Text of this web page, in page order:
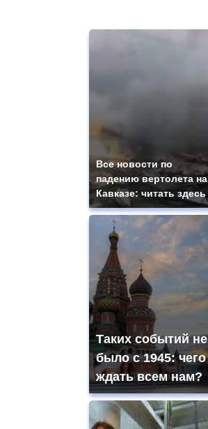
Все новости по
падению вертолета на
Кавказе: читать здесь
Таких событий не
было с 1945: чего
ждать всем нам?